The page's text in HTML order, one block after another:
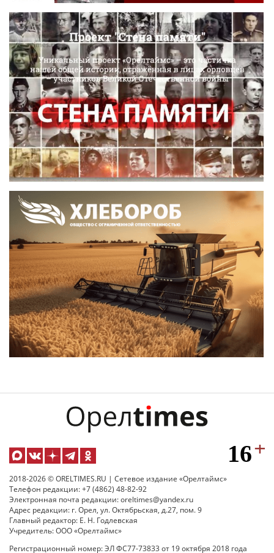
2018-2026 © ORELTIMES.RU | Сетевое издание «Орелтаймс»
Телефон редакции: +7 (4862) 48-82-92
Электронная почта редакции: oreltimes@yandex.ru
Адрес редакции: г. Орел, ул. Октябрьская, д.27, пом. 9
Главный редактор: Е. Н. Годлевская
Учредитель: ООО «Орелтаймс»
Регистрационный номер: ЭЛ ФС77-73833 от 19 октября 2018 года